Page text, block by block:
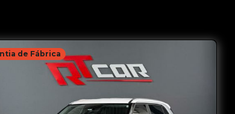
de Fábrica